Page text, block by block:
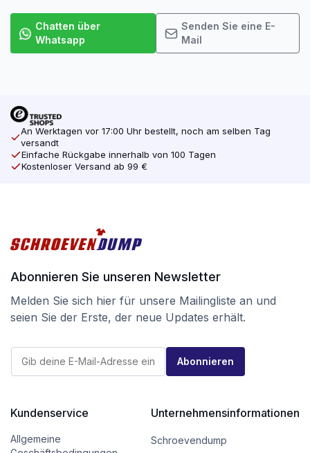
Chatten über
Whatsapp
Senden Sie eine E-
Mail
An Werktagen vor 17:00 Uhr bestellt, noch am selben Tag
versandt
Einfache Rückgabe innerhalb von 100 Tagen
Kostenloser Versand ab 99 €
Abonnieren Sie unseren Newsletter
Melden Sie sich hier für unsere Mailingliste an und
seien Sie der Erste, der neue Updates erhält.
M
l
-
M
E
M
l
Abonnieren
Kundenservice
Allgemeine
Unternehmensinformationen
Schroevendump